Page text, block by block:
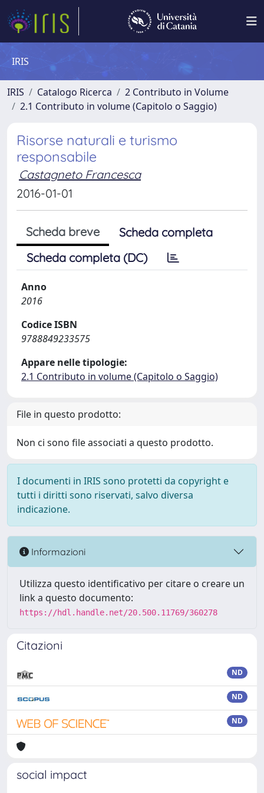
IRIS
IRIS Catalogo Ricerca
2 Contributo in Volume
2.1 Contributo in volume (Capitolo o Saggio)
Risorse naturali e turismo
responsabile
Castagneto Francesca
2016-01-01
Scheda breve
Scheda completa
Scheda completa (DC)
Anno
2016
Codice ISBN
9788849233575
Appare nelle tipologie:
2.1 Contributo in volume (Capitolo o Saggio)
File in questo prodotto:
Non ci sono file associati a questo prodotto.
I documenti in IRIS sono protetti da copyright e
tutti i diritti sono riservati, salvo diversa
indicazione.
Informazioni
Utilizza questo identificativo per citare o creare un
link a questo documento:
https://hdl.handle.net/20.500.11769/360278
Citazioni
ND
ND
ND
social impact